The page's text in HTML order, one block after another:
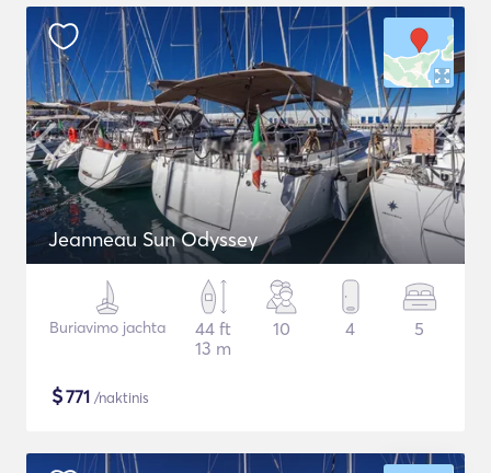
Jeanneau Sun Odyssey
Buriavimo jachta
44 ft
13 m
10 4 5
$771 /naktinis